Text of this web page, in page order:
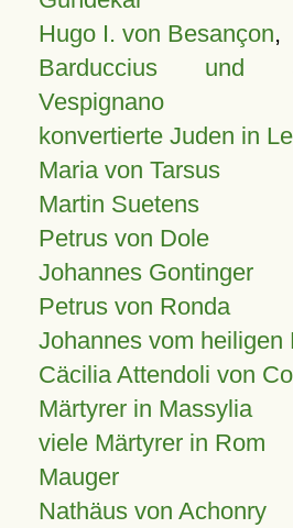
Hugo I. von Besançon,
Barduccius und
Vespignano
konvertierte Juden in
Maria von Tarsus
Martin Suetens
Petrus von Dole
Johannes Gontinger
Petrus von Ronda
Johannes vom heiligen
Cäcilia Attendoli von
Märtyrer in Massylia
viele Märtyrer in Rom
Mauger
Nathäus von Achonry